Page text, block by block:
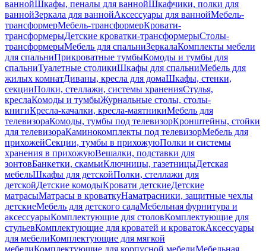
ваннойШкафы, пеналы для ваннойШкафчики, полки для
ваннойЗеркала для ваннойАксессуары для ваннойМебель-
трансформерМебель-трансформерКровати-
трансформерыДетские кроватки-трансформерыСтолы-
трансформерыМебель для спальниЗеркалаКомплекты мебели
для спальниПрикроватные тумбыКомоды и тумбы для
спальниТуалетные столикиШкафы для спальниМебель для
жилых комнатДиваны, кресла для домаШкафы, стенки,
секцииПолки, стеллажи, системы храненияСтулья,
креслаКомоды и тумбыЖурнальные столы, столы-
книгиКресла-качалки, кресла-маятникиМебель для
телевизораКомоды, тумбы под телевизорКронштейны, стойки
для телевизораКаминокомплекты под телевизорМебель для
прихожейСекции, тумбы в прихожуюПолки и системы
хранения в прихожуюВешалки, подставки для
зонтовБанкетки, скамьиКлючницы, газетницыДетская
мебельШкафы для детскойПолки, стеллажи для
детскойДетские комодыКровати детскиеДетские
матрасыМатрасы в кроваткуНаматрасники, защитные чехлы
детскиеМебель для детского садаМебельная фурнитура и
аксессуарыКомплектующие для столовКомплектующие для
стульевКомплектующие для кроватей и кроватокАксессуары
для мебелиКомплектующие для мягкой
мебелиКомплектующие для корпусной мебелиМебельная